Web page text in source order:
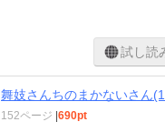
試し読
舞妓さんちのまかないさん
152ページ 690pt